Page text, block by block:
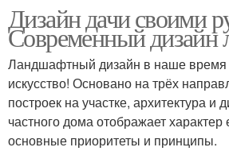
Дизайн дачи своими
Современный дизайн
Ландшафтный дизайн в наше время
искусство! Основано на трёх
построек на участке, архитектура и
частного дома отображает характер
основные приоритеты и принципы.